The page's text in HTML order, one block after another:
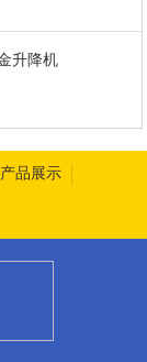
升降机
产品展示